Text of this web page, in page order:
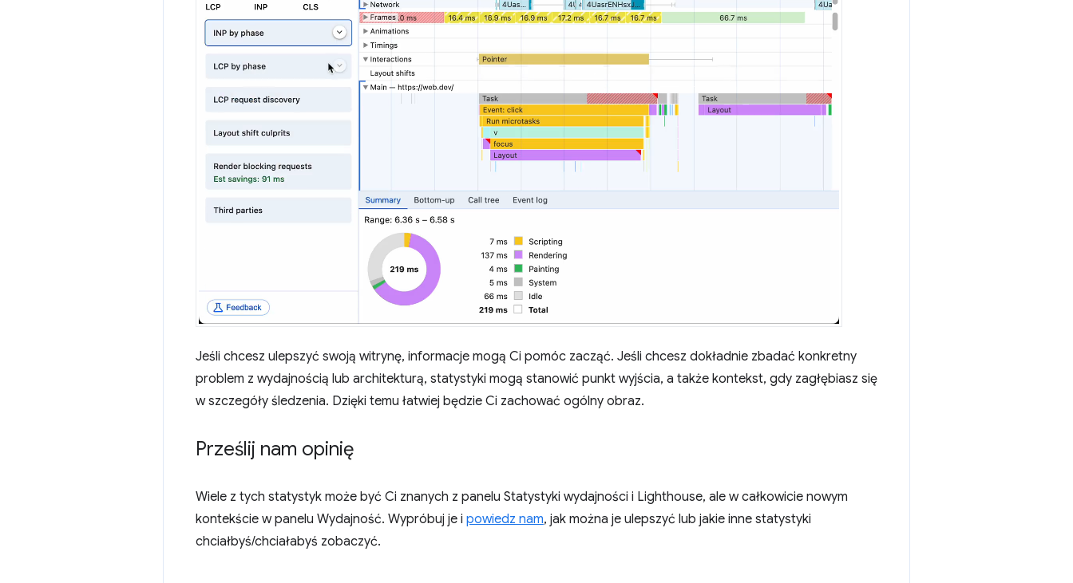
Jeśli chcesz ulepszyć swoją witrynę, informacje mogą Ci pomóc zacząć. Jeśli chcesz dokładnie zbadać konkretny
problem z wydajnością lub architekturą, statystyki mogą stanowić punkt wyjścia, a także kontekst, gdy zagłębiasz się
w szczegóły śledzenia. Dzięki temu łatwiej będzie Ci zachować ogólny obraz.
Prześlij nam opinię
Wiele z tych statystyk może być Ci znanych z panelu Statystyki wydajności i Lighthouse, ale w całkowicie nowym
kontekście w panelu Wydajność. Wypróbuj je i powiedz nam, jak można je ulepszyć lub jakie inne statystyki
chciałbyś/chciałabyś zobaczyć.